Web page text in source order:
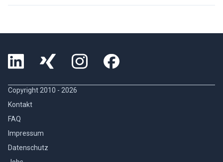
Copyright 2010 - 2026
Kontakt
FAQ
Impressum
Datenschutz